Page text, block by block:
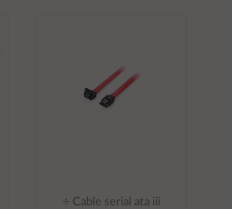
÷ Cable serial ata iii